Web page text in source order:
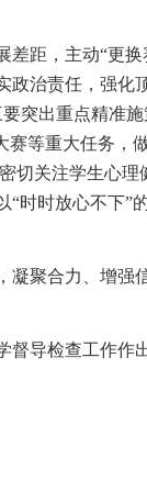
距，主动“更
政治责任，强化
突出重点精准
赛等重大任务，
切关注学生心理
时时放心不下”
凝聚合力、增强
督导检查工作作